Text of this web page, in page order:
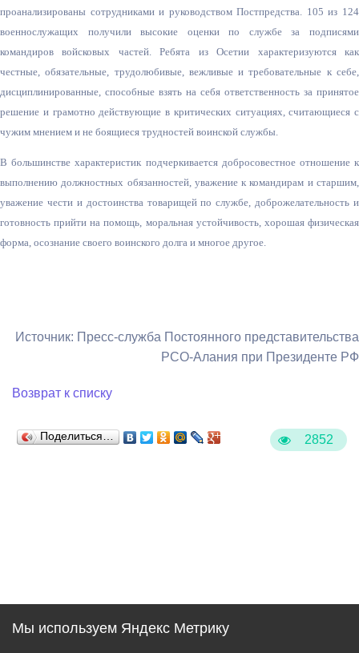
2852
проанализированы сотрудниками и руководством Постпредства. 105 из 124
военнослужащих получили высокие оценки по службе за подписями
командиров войсковых частей. Ребята из Осетии характеризуются как
честные, обязательные, трудолюбивые, вежливые и требовательные к себе,
дисциплинированные, способные взять на себя ответственность за принятое
решение и грамотно действующие в критических ситуациях, считающиеся с
чужим мнением и не боящиеся трудностей воинской службы.
В большинстве характеристик подчеркивается добросовестное отношение к
выполнению должностных обязанностей, уважение к командирам и старшим,
уважение чести и достоинства товарищей по службе, доброжелательность и
готовность прийти на помощь, моральная устойчивость, хорошая физическая
форма, осознание своего воинского долга и многое другое.
Источник: Пресс-служба Постоянного представительства
РСО-Алания при Президенте РФ
Возврат к списку
Поделиться…
Мы используем Яндекс Метрику